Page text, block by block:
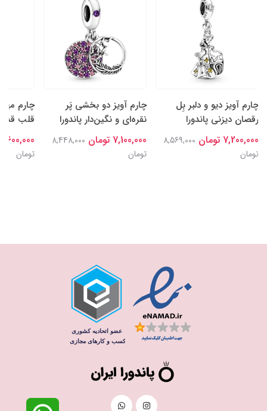
چارم آویز دیو و دلبر بِل
رقصان دیزنی پاندورا
7,200,000 تومان
8,569,000
تومان
چارم آویز دو بخشی پَر
نقره‌ای و نگین‌‌دار پاندورا
7,100,000 تومان
8,448,000
تومان
چارم
قلب
6,600,000
تومان